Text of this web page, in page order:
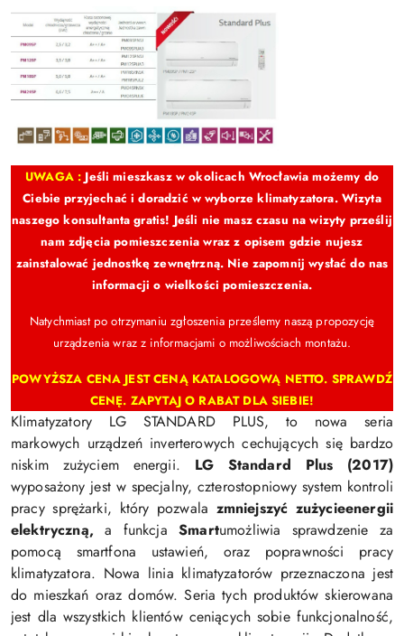
UWAGA : Jeśli mieszkasz w okolicach Wrocławia możemy do
Ciebie przyjechać i doradzić w wyborze klimatyzatora. Wizyta
naszego konsultanta gratis! Jeśli nie masz czasu na wizyty prześlij
nam zdjęcia pomieszczenia wraz z opisem gdzie nujesz
zainstalować jednostkę zewnętrzną. Nie zapomnij wysłać do nas
informacji o wielkości pomieszczenia.
Natychmiast po otrzymaniu zgłoszenia prześlemy naszą propozycję
urządzenia wraz z informacjami o możliwościach montażu.
POWYŻSZA CENA JEST CENĄ KATALOGOWĄ NETTO. SPRAWDŹ
CENĘ. ZAPYTAJ O RABAT DLA SIEBIE!
Klimatyzatory LG STANDARD PLUS, to nowa seria
markowych urządzeń inverterowych cechujących się bardzo
niskim zużyciem energii. LG Standard Plus (2017)
wyposażony jest w specjalny, czterostopniowy system kontroli
pracy sprężarki, który pozwala zmniejszyć zużycieenergii
elektryczną,a funkcjaSmartumożliwia sprawdzenie za
pomocą smartfona ustawień, oraz poprawności pracy
klimatyzatora. Nowa linia klimatyzatorów przeznaczona jest
do mieszkań oraz domów. Seria tych produktów skierowana
jest dla wszystkich klientów ceniących sobie funkcjonalność,